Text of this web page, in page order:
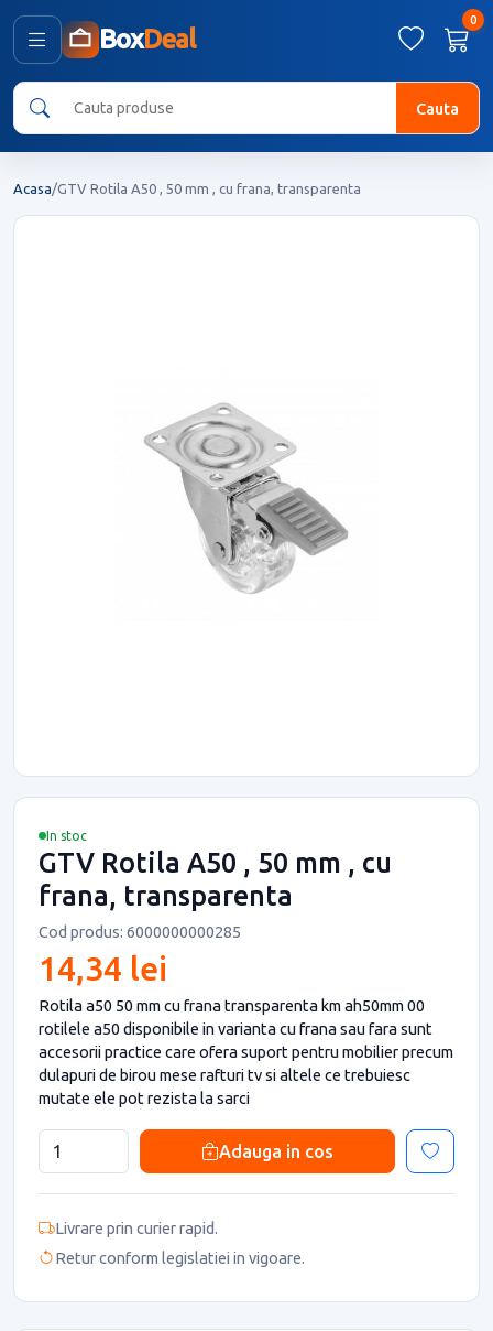
BoxDeal
0
Cauta
Acasa/GTV Rotila A50 , 50 mm , cu frana, transparenta
In stoc
GTV Rotila A50 , 50 mm , cu
frana, transparenta
Cod produs: 6000000000285
14,34 lei
Rotila a50 50 mm cu frana transparenta km ah50mm 00
rotilele a50 disponibile in varianta cu frana sau fara sunt
accesorii practice care ofera suport pentru mobilier precum
dulapuri de birou mese rafturi tv si altele ce trebuiesc
mutate ele pot rezista la sarci
Adauga in cos
Livrare prin curier rapid.
Retur conform legislatiei in vigoare.